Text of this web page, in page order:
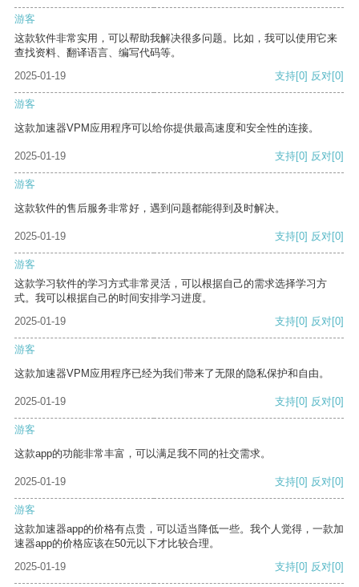
游客
这款软件非常实用，可以帮助我解决很多问题。比如，我可以使用它来
查找资料、翻译语言、编写代码等。
2025-01-19
支持[0] 反对[0]
游客
这款加速器VPM应用程序可以给你提供最高速度和安全性的连接。
2025-01-19 支持[0] 反对[0]
游客
这款软件的售后服务非常好，遇到问题都能得到及时解决。
2025-01-19 支持[0] 反对[0]
游客
这款学习软件的学习方式非常灵活，可以根据自己的需求选择学习方
式。我可以根据自己的时间安排学习进度。
2025-01-19
支持[0] 反对[0]
游客
这款加速器VPM应用程序已经为我们带来了无限的隐私保护和自由。
2025-01-19 支持[0] 反对[0]
游客
这款app的功能非常丰富，可以满足我不同的社交需求。
2025-01-19 支持[0] 反对[0]
游客
这款加速器app的价格有点贵，可以适当降低一些。我个人觉得，一款加
速器app的价格应该在50元以下才比较合理。
2025-01-19
支持[0] 反对[0]